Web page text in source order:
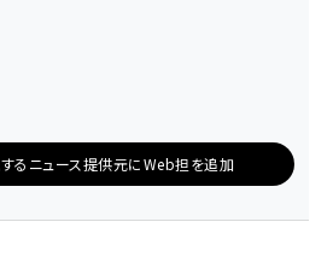
るニュース提供元にWeb担を追加